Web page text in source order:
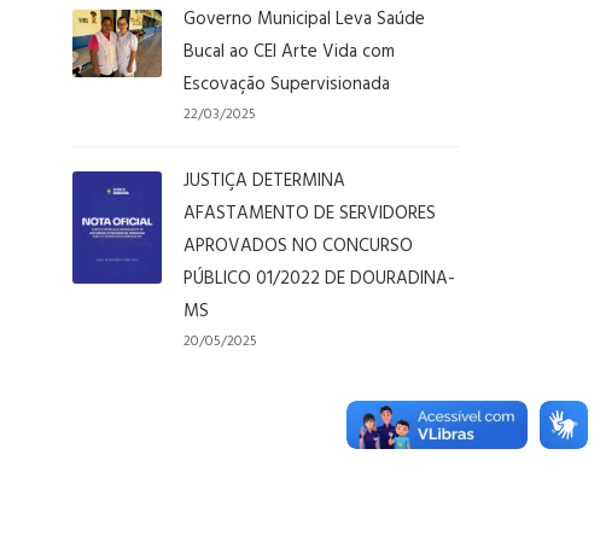
Governo Municipal Leva Saúde
Bucal ao CEI Arte Vida com
Escovação Supervisionada
22/03/2025
JUSTIÇA DETERMINA
AFASTAMENTO DE SERVIDORES
APROVADOS NO CONCURSO
PÚBLICO 01/2022 DE DOURADINA-
MS
20/05/2025